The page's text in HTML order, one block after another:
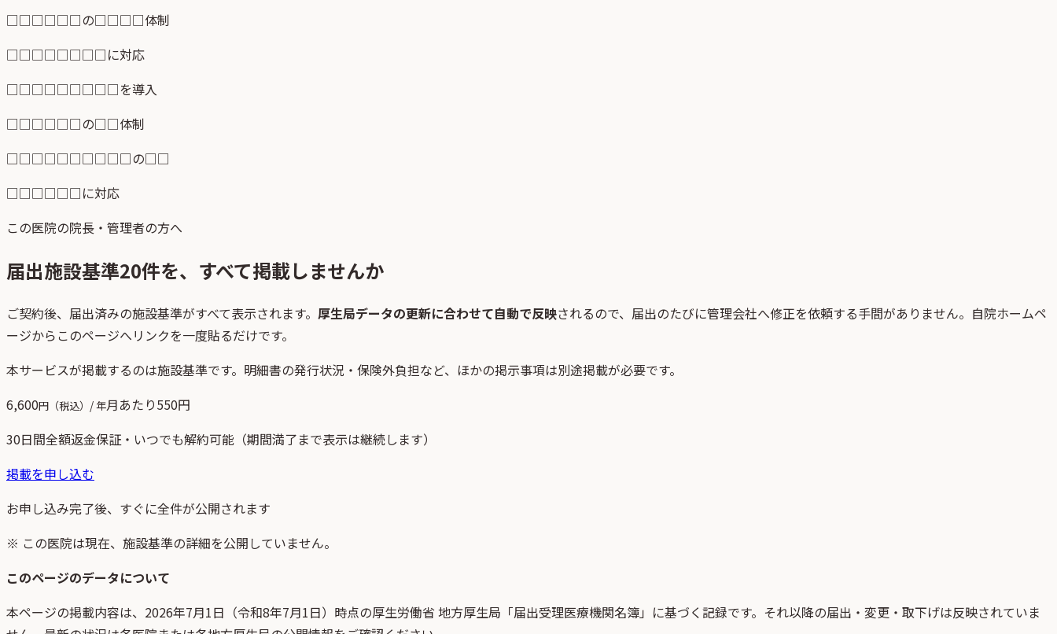
□□□□□□の□□□□体制
□□□□□□□□に対応
□□□□□□□□□を導入
□□□□□□の□□体制
□□□□□□□□□□の□□
□□□□□□に対応
この医院の院長・管理者の方へ
届出施設基準20件を、すべて掲載しませんか
ご契約後、 届出済みの施設基準がすべて表示されます。 厚生局データの更新に合わせて自動で反映されるので、届出のたびに管理会社へ修正を依頼する手間がありません。自院ホームペ
ージからこのページへリンクを一度貼るだけです。
本サービスが掲載するのは施設基準です。明細書の発行状況・保険外負担など、ほかの掲示事項は別途掲載が必要です。
6,600円（税込）/ 年月あたり550円
30日間全額返金保証・いつでも解約可能（期間満了まで表示は継続します）
掲載を申し込む
お申し込み完了後、すぐに全件が公開されます
※ この医院は現在、施設基準の詳細を公開していません。
このページのデータについて
本ページの掲載内容は、 2026年7月1日 （令和8年7月1日）時点の厚生労働省 地方厚生局「届出受理医療機関名簿」 に基づく記録です。それ以降の届出・変更・取下げは反映されていま